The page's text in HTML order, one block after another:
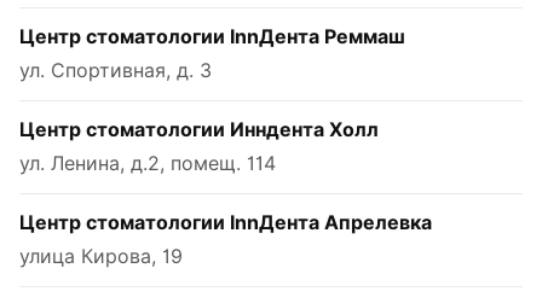
Центр стоматологии InnДента Реммаш
ул. Спортивная, д. 3
Центр стоматологии Инндента Холл
ул. Ленина, д.2, помещ. 114
Центр стоматологии InnДента Апрелевка
улица Кирова, 19